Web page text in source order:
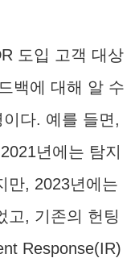
도입 고객 대상
백에 대해 알 수
다. 예를 들면,
년에는 탐지
만, 2023년에는
고, 기존의 헌팅
Response(IR)